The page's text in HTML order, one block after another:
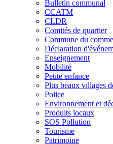
Bulletin communal
CCATM
CLDR
Comités de quartier
Commune du
Déclaration
Enseignement
Mobilité
Petite enfance
Plus beaux villages
Police
Environnement et
Produits locaux
SOS Pollution
Tourisme
Patrimoine